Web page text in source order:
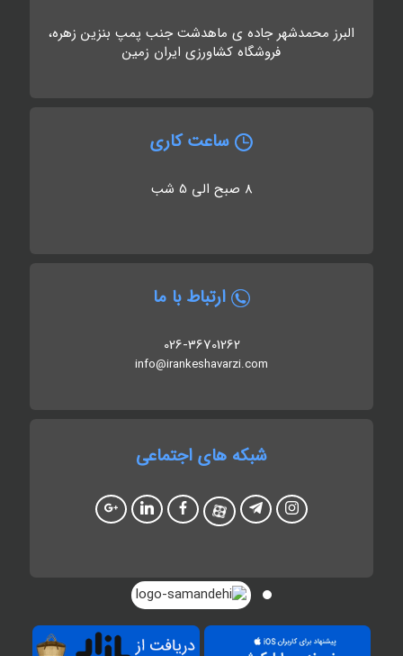
البرز محمدشهر جاده ی ماهدشت جنب پمپ بنزین زهره،
فروشگاه کشاورزی ایران زمین
ساعت کاری
8 صبح الی 5 شب
ارتباط با ما
026-36701262
info@irankeshavarzi.com
شبکه های اجتماعی